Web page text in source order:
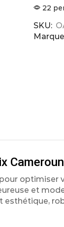
22
SKU:
et